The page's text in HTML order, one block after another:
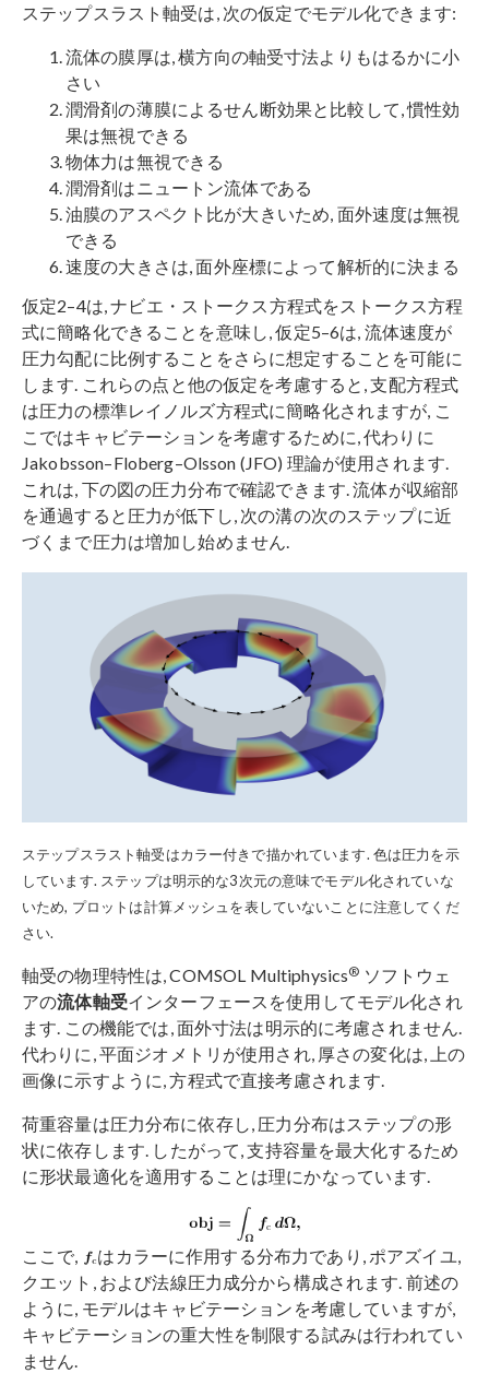
ステップスラスト軸受は, 次の仮定でモデル化できます:
流体の膜厚は, 横方向の軸受寸法よりもはるかに小
さい
潤滑剤の薄膜によるせん断効果と比較して, 慣性効
果は無視できる
物体力は無視できる
潤滑剤はニュートン流体である
油膜のアスペクト比が大きいため, 面外速度は無視
できる
速度の大きさは, 面外座標によって解析的に決まる
仮定2–4は, ナビエ・ストークス方程式をストークス方程
式に簡略化できることを意味し, 仮定5–6は, 流体速度が
圧力勾配に比例することをさらに想定することを可能に
します. これらの点と他の仮定を考慮すると, 支配方程式
は圧力の標準レイノルズ方​​程式に簡略化されますが, こ
こではキャビテーションを考慮するために, 代わりに
Jakobsson–Floberg–Olsson (JFO) 理論が使用されます.
これは, 下の図の圧力分布で確認できます. 流体が収縮部
を通過すると圧力が低下し, 次の溝の次のステップに近
づくまで圧力は増加し始めません.
ステップスラスト軸受はカラー付きで描かれています. 色は圧力を示
しています. ステップは明示的な3次元の意味でモデル化されていな
いため, プロットは計算メッシュを表していないことに注意してくだ
さい.
軸受の物理特性は, COMSOL Multiphysics® ソフトウェ
アの流体軸受インターフェースを使用してモデル化され
ます. この機能では, 面外寸法は明示的に考慮されません.
代わりに, 平面ジオメトリが使用され, 厚さの変化は, 上の
画像に示すように, 方程式で直接考慮されます.
荷重容量は圧力分布に依存し, 圧力分布はステップの形
状に依存します. したがって, 支持容量を最大化するため
に形状最適化を適用することは理にかなっています.
ここで,
はカラーに作用する分布力であり, ポアズイユ,
クエット, および法線圧力成分から構成されます. 前述の
ように, モデルはキャビテーションを考慮していますが,
キャビテーションの重大性を制限する試みは行われてい
ません.